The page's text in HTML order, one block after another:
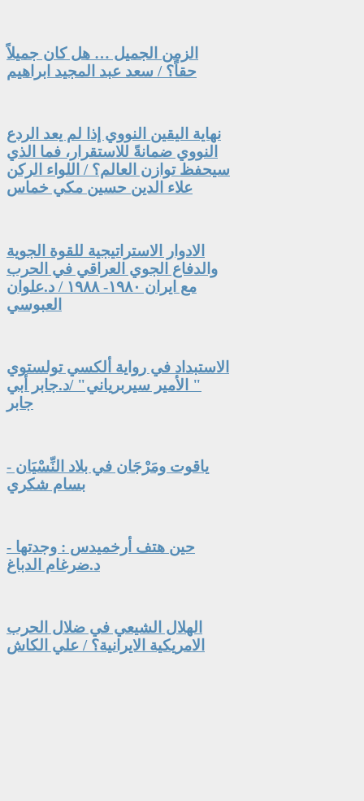
الزمن الجميل … هل كان جميلاً
حقاً؟ / سعد عبد المجيد ابراهيم
نهاية اليقين النووي إذا لم يعد الردع
النووي ضمانةً للاستقرار، فما الذي
سيحفظ توازن العالم؟ / اللواء الركن
علاء الدين حسين مكي خماس
الادوار الاستراتيجية للقوة الجوية
والدفاع الجوي العراقي في الحرب
مع ايران ١٩٨٠- ١٩٨٨ / د.علوان
العبوسي
الاستبداد في رواية ألكسي تولستوي
" الأمير سيربرياني" /د.جابر أبي
جابر
ياقوت ومَرْجَان في بلاد النِّسْيَان -
بسام شكري
حين هتف أرخميدس : وجدتها -
د.ضرغام الدباغ
الهلال الشيعي في ضلال الحرب
الامريكية الايرانية؟ / علي الكاش